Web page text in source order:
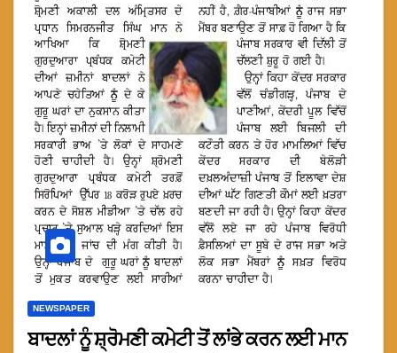
NEWSPAPER
ਬਾਦਲਾਂ ਨੂੰ ਸ਼੍ਰੋਮਣੀ ਕਮੇਟੀ ਤੋਂ ਲਾਂਭੇ ਕਰਨ ਲਈ ਮਾਨ